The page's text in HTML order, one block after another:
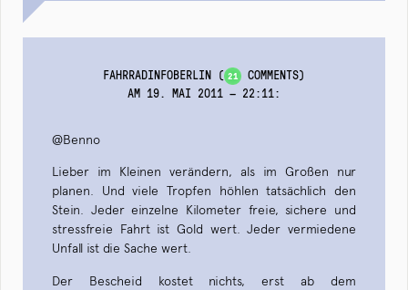
FAHRRADINFOBERLIN ( 21
COMMENTS)
AM 19. MAI 2011 — 22:11:
@Benno
Lieber im Kleinen verändern, als im Großen nur
planen. Und viele Tropfen höhlen tatsächlich den
Stein. Jeder einzelne Kilometer freie, sichere und
stressfreie Fahrt ist Gold wert. Jeder vermiedene
Unfall ist die Sache wert.
Der Bescheid kostet nichts, erst ab dem